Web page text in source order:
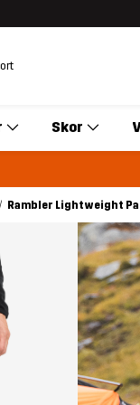
Skor
Rambler Lightweight